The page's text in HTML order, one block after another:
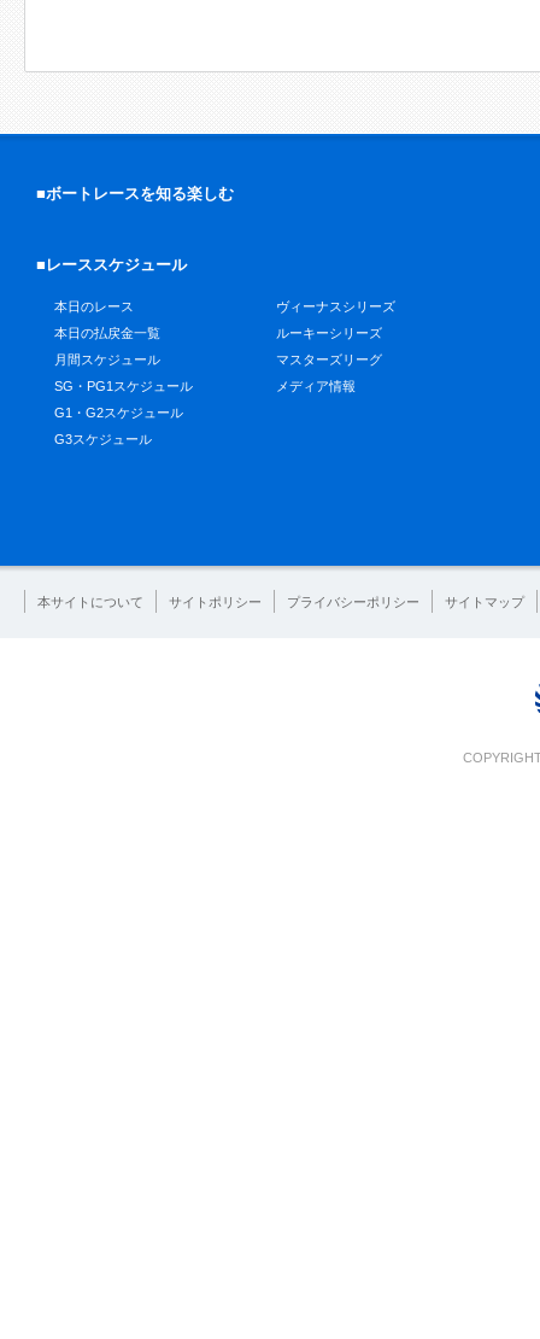
■ボートレースを知る楽しむ
■レーススケジュール
本日のレース
本日の払戻金一覧
月間スケジュール
SG・PG1スケジュール
G1・G2スケジュール
G3スケジュール
ヴィーナスシリーズ
ルーキーシリーズ
マスターズリーグ
メディア情報
本サイトについて サイトポリシー プライバシーポリシー サイトマップ